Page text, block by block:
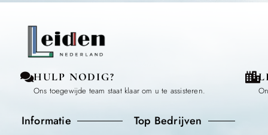
HULP NODIG?
Ons toegewijde team staat klaar om u te assisteren.
Informatie Top Bedrijven